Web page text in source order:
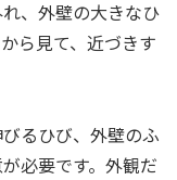
、外壁の大きなひ
ら見て、近づきす
るひび、外壁のふ
必要です。外観だ